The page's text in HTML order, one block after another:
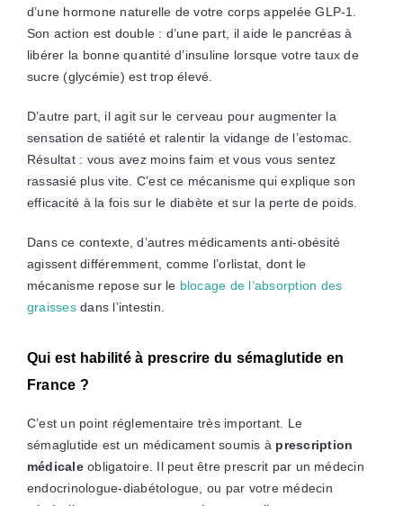
d’une hormone naturelle de votre corps appelée GLP-1.
Son action est double : d’une part, il aide le pancréas à
libérer la bonne quantité d’insuline lorsque votre taux de
sucre (glycémie) est trop élevé.
D’autre part, il agit sur le cerveau pour augmenter la
sensation de satiété et ralentir la vidange de l’estomac.
Résultat : vous avez moins faim et vous vous sentez
rassasié plus vite. C’est ce mécanisme qui explique son
efficacité à la fois sur le diabète et sur la perte de poids.
Dans ce contexte, d’autres médicaments anti-obésité
agissent différemment, comme l’orlistat, dont le
mécanisme repose sur le blocage de l’absorption des
graissesdans l’intestin.
Qui est habilité à prescrire du sémaglutide en
France ?
C’est un point réglementaire très important. Le
sémaglutide est un médicament soumis à prescription
médicaleobligatoire. Il peut être prescrit par un médecin
endocrinologue-diabétologue, ou par votre médecin